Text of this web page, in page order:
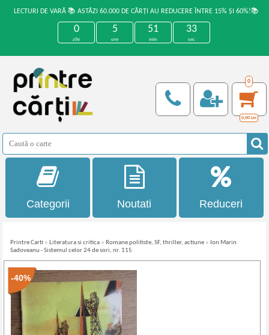
LECTURI DE VARĂ 📚 ASTĂZI 60.000 DE CĂRȚI AU REDUCERE ÎNTRE 15% ȘI 60%!📚
0
zile
5
ore
51
min
33
sec
0
0,00 Lei
Categorii Noutati Reduceri
Printre Carti » Literatura si critica » Romane politiste, SF, thriller, actiune » Ion Marin
Sadoveanu - Sistemul celor 24 de sori, nr. 115
-40%